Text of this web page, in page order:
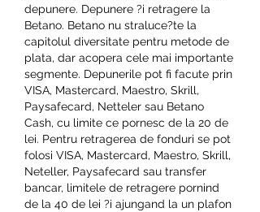
depunere. Depunere ?i retragere la
Betano. Betano nu straluce?te la
capitolul diversitate pentru metode de
plata, dar acopera cele mai importante
segmente. Depunerile pot fi facute prin
VISA, Mastercard, Maestro, Skrill,
Paysafecard, Netteler sau Betano
Cash, cu limite ce pornesc de la 20 de
lei. Pentru retragerea de fonduri se pot
folosi VISA, Mastercard, Maestro, Skrill,
Neteller, Paysafecard sau transfer
bancar, limitele de retragere pornind
de la 40 de lei ?i ajungand la un plafon